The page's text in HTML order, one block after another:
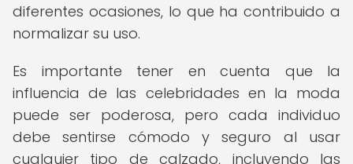
diferentes ocasiones, lo que ha contribuido a
normalizar su uso.
Es importante tener en cuenta que la
influencia de las celebridades en la moda
puede ser poderosa, pero cada individuo
debe sentirse cómodo y seguro al usar
cualquier tipo de calzado, incluyendo las